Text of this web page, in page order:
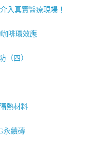
入真實醫療現場！
啡環效應
（四）
熱材料
永續磚